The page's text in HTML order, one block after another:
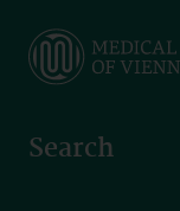
main
Search